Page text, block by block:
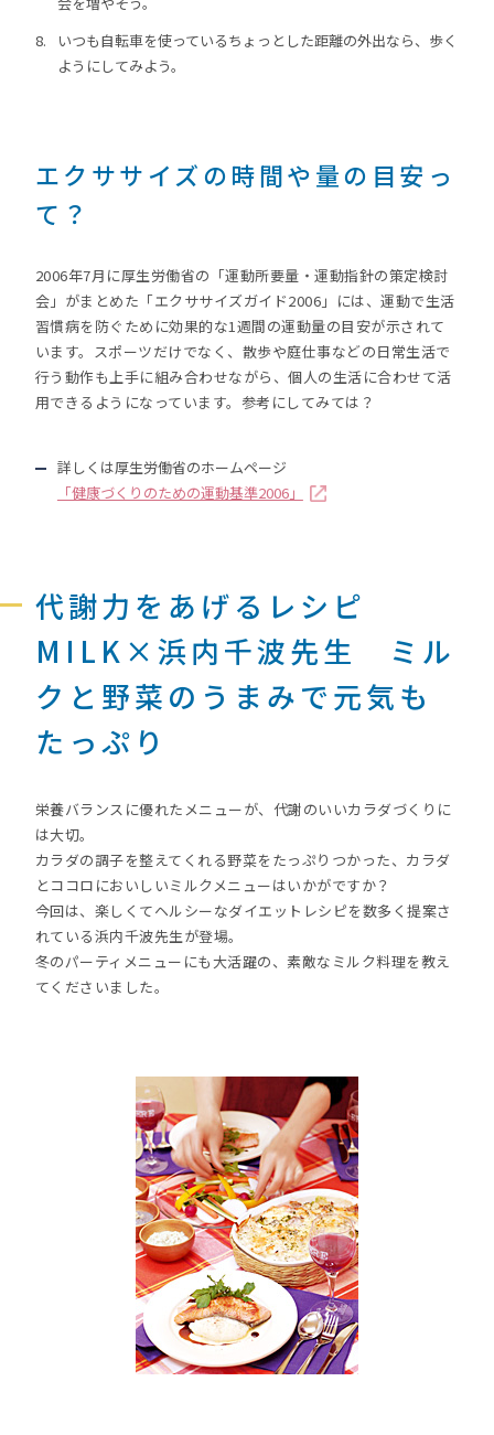
いつも自転車を使っているちょっとした距離の外出なら、歩く
ようにしてみよう。
エクササイズの時間や量の目安っ
て？
2006年7月に厚生労働省の「運動所要量・運動指針の策定検討
会」がまとめた「エクササイズガイド2006」には、運動で生活
習慣病を防ぐために効果的な1週間の運動量の目安が示されて
います。スポーツだけでなく、散歩や庭仕事などの日常生活で
行う動作も上手に組み合わせながら、個人の生活に合わせて活
用できるようになっています。参考にしてみては？
詳しくは厚生労働省のホームページ
「健康づくりのための運動基準2006」
代謝力をあげるレシピ
MILK×浜内千波先生 ミル
クと野菜のうまみで元気も
たっぷり
栄養バランスに優れたメニューが、代謝のいいカラダづくりに
は大切。
カラダの調子を整えてくれる野菜をたっぷりつかった、カラダ
とココロにおいしいミルクメニューはいかがですか？
今回は、楽しくてヘルシーなダイエットレシピを数多く提案さ
れている浜内千波先生が登場。
冬のパーティメニューにも大活躍の、素敵なミルク料理を教え
てくださいました。